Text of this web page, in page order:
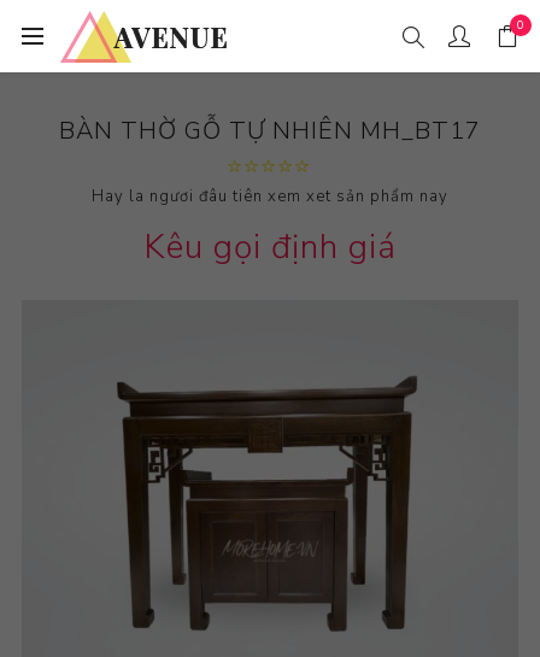
0
BÀN THỜ GỖ TỰ NHIÊN MH_BT17
Hay la ngươi đâu tiên xem xet sản phẩm nay
Kêu gọi định giá